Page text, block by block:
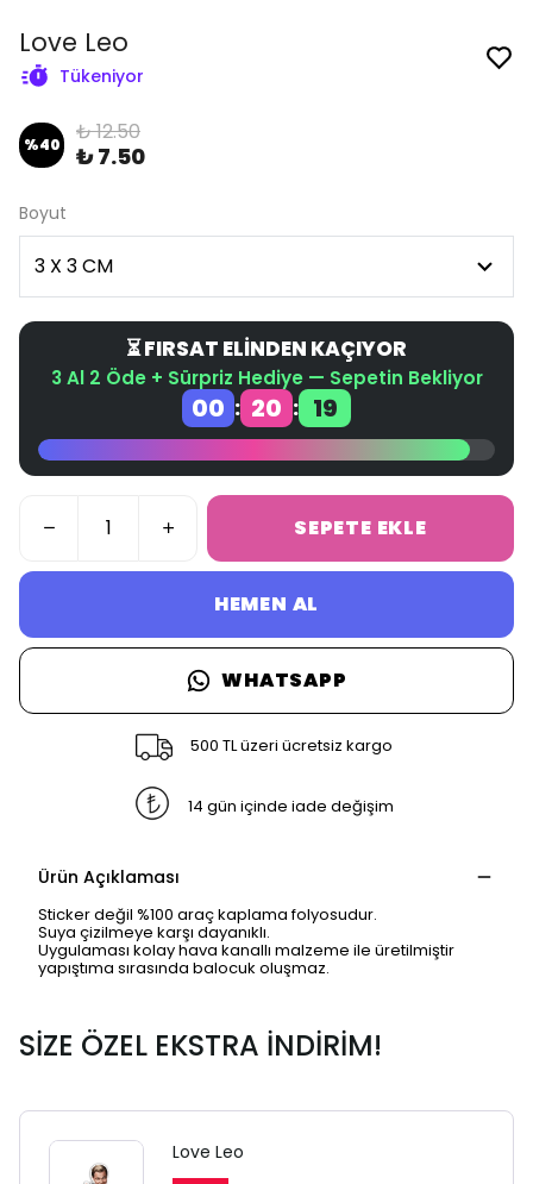
Love Leo
Tükeniyor
%40 ₺ 12.50
₺ 7.50
Boyut
⏳ FIRSAT ELİNDEN KAÇIYOR
3 Al 2 Öde + Sürpriz Hediye — Sepetin Bekliyor
00 : 20 : 18
SEPETE EKLE
HEMEN AL
WHATSAPP
500 TL üzeri ücretsiz kargo
14 gün içinde iade değişim
Ürün Açıklaması
Sticker değil %100 araç kaplama folyosudur.
Suya çizilmeye karşı dayanıklı.
Uygulaması kolay hava kanallı malzeme ile üretilmiştir
yapıştıma sırasında balocuk oluşmaz.
SİZE ÖZEL EKSTRA İNDİRİM!
Love Leo